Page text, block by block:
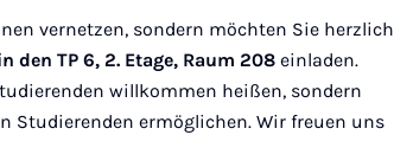
vernetzen, sondern möchten Sie herzlich
den TP 6, 2. Etage, Raum 208einladen.
willkommen heißen, sondern
Studierenden ermöglichen. Wir freuen uns